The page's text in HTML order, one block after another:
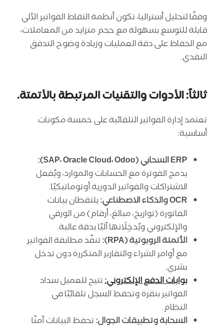
وفقًا لتحليل أستراليا، تكون أنظمة التقاط الفواتير الآلي
قابلة للتوسع بسهولة مع حجم متزايد من المعاملات،
مع الحفاظ على دقة العمليات وزيادة وضوح التدفق
النقدي.
ثالثاً: الأدوات والتقنيات المرتبطة بالأتمتة.
تعتمد إدارة الفواتير التلقائية على خمسة مكونات
أساسية:
ERP السحابي (SAP، Oracle Cloud، Odoo):
يدمج الفوترة مع الحسابات والموارد، ويُفعل
الاشتراكات والفواتير الدورية أوتوماتيكيًا.
OCR والذكاء الاصطناعي:
يلتقطان بيانات
الفاتورة (تواريخ، مبالغ، أرقام) من الورقي
والإلكتروني ويُدخِلَانها آليًا بدقة عالية.
الأتمتة الروبوتية (RPA):
تنفّذ مطابقة الفواتير
مع أوامر الشراء والتقارير المتكررة دون تدخل
بشري.
بوابات الدفع الإلكتروني:تتيح للعميل سداد
الفواتير بنقرة وتحفظ السجل تلقائيًا في
النظام.
السحابة وتطبيقات الجوال:تحفظ البيانات آمنًا